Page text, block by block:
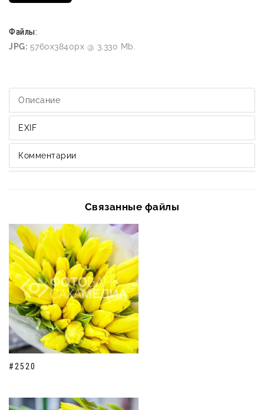
Файлы:
JPG: 5760x3840px @ 3.330 Mb.
Описание
EXIF
Комментарии
Связанные файлы
#2520